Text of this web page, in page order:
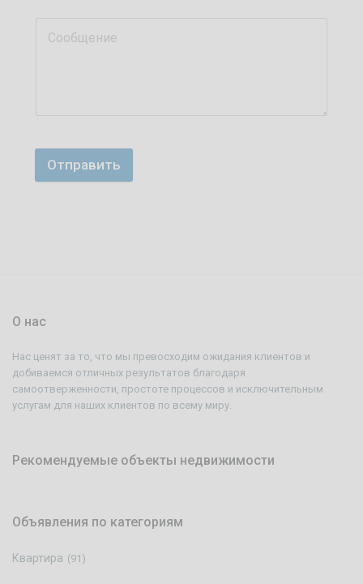
Отправить
О нас
Нас ценят за то, что мы превосходим ожидания клиентов и
добиваемся отличных результатов благодаря
самоотверженности, простоте процессов и исключительным
услугам для наших клиентов по всему миру.
Рекомендуемые объекты недвижимости
Объявления по категориям
Квартира (91)